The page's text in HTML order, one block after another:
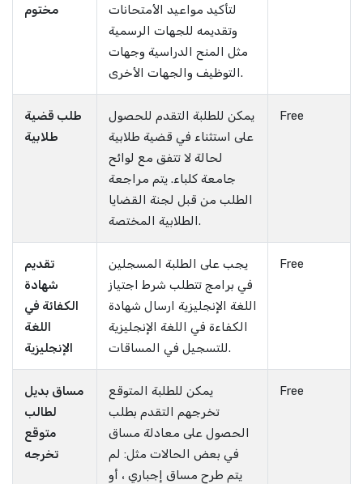
مختوم
لتأكيد مواعيد الأمتحانات
وتقديمه للجهات الرسمية
مثل المنح الدراسية وجهات
التوظيف والجهات الأخرى.
طلب قضية
طلابية
يمكن للطلبة التقدم للحصول
على استثناء في قضية طلابية
لحالة لا تتفق مع لوائح
جامعة كلباء. يتم مراجعة
الطلب من قبل لجنة القضايا
الطلابية المختصة.
Free
تقديم
شهادة
الكفائة في
اللغة
الإنجليزية
يجب على الطلبة المسجلين
في برامج تتطلب شرط اجتياز
اللغة الإنجليزية ارسال شهادة
الكفاءة في اللغة الإنجليزية
للتسجيل في المساقات.
Free
مساق بديل
لطالب
متوقع
تخرجه
يمكن للطلبة المتوقع
تخرجهم التقدم بطلب
الحصول على معادلة مساق
في بعض الحالات مثل: لم
يتم طرح مساق إجباري ، أو
Free